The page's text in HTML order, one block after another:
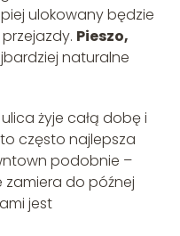
ulokowany będzie
Pieszo,
naturalne
żyje całą dobę i
często najlepsza
podobnie –
zamiera do późnej
jest